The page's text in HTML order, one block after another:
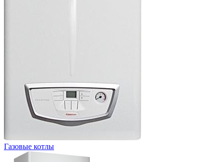
Газовые котлы